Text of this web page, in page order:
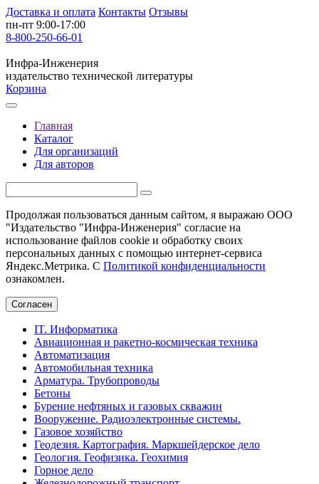
Доставка и оплата Контакты Отзывы
пн-пт 9:00-17:00
8-800-250-66-01
Инфра-Инженерия
издательство технической литературы
Корзина
Главная
Каталог
Для организаций
Для авторов
Продолжая пользоваться данным сайтом, я выражаю ООО
"Издательство "Инфра-Инженерия" согласие на
использование файлов cookie и обработку своих
персональных данных с помощью интернет-сервиса
Яндекс.Метрика. С Политикой конфиденциальности
ознакомлен.
Согласен
IT. Информатика
Авиационная и ракетно-космическая техника
Автоматизация
Автомобильная техника
Арматура. Трубопроводы
Бетоны
Бурение нефтяных и газовых скважин
Вооружение. Радиоэлектронные системы.
Газовое хозяйство
Геодезия. Картография. Маркшейдерское дело
Геология. Геофизика. Геохимия
Горное дело